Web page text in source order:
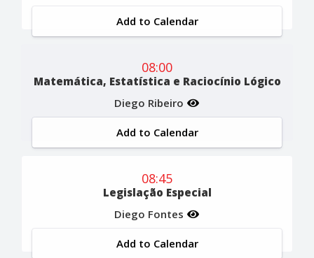
Add to Calendar
08:00
Matemática, Estatística e Raciocínio Lógico
Diego Ribeiro
Add to Calendar
08:45
Legislação Especial
Diego Fontes
Add to Calendar